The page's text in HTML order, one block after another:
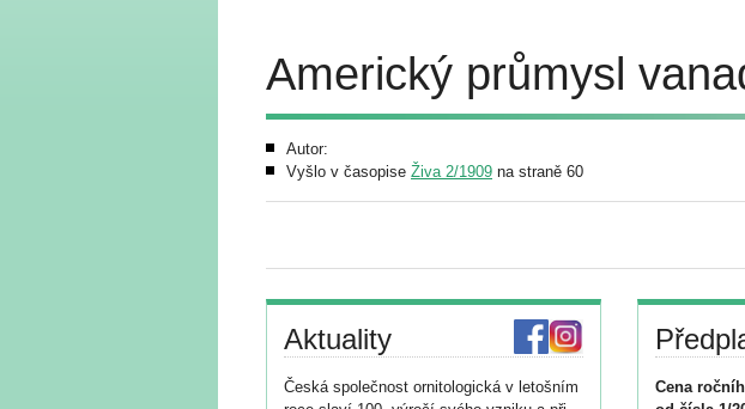
Americký průmysl
Autor:
Vyšlo v časopise Živa 2/1909 na straně 60
Aktuality
Česká společnost ornitologická v letošním
Cena